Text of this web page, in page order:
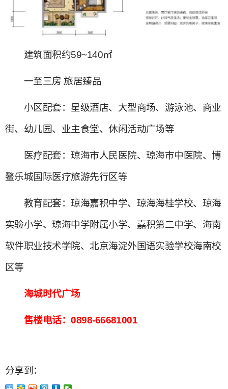
建筑面积约59~140㎡
一至三房 旅居臻品
小区配套：星级酒店、大型商场、游泳池、商业
街、幼儿园、业主食堂、休闲活动广场等
医疗配套：琼海市人民医院、琼海市中医院、博
鳌乐城国际医疗旅游先行区等
教育配套：琼海嘉积中学、琼海海桂学校、琼海
实验小学、琼海中学附属小学、嘉积第二中学、海南
软件职业技术学院、北京海淀外国语实验学校海南校
区等
海城时代广场
售楼电话：0898-66681001
分享到：